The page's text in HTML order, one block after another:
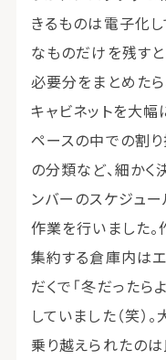
きるものは電子化
なものだけを残すと
必要分をまとめたら
キャビネットを大幅
ペースの中での割
の分類など、細かく
ンバーのスケジュ
作業を行いました。
集約する倉庫内は
だくで「冬だったら
していました（笑）
乗り越えられたの